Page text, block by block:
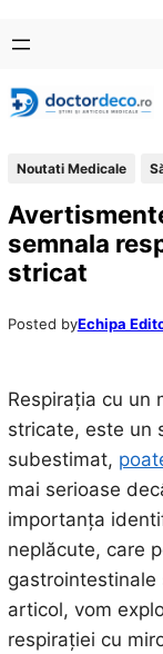
conținut
content
Noutati Medicale
semnala
stricat
Posted byEchipa
Respirația cu un
stricate, este un
subestimat,
mai serioase
importanța
neplăcute, care
articol, vom
respirației cu